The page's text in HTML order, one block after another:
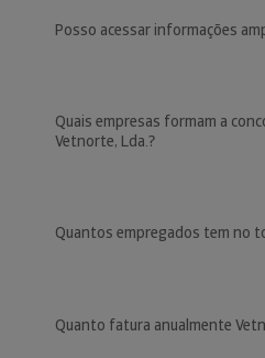
Posso acessar informações
Quais empresas formam a
Vetnorte, Lda.?
Quantos empregados tem no
Quanto fatura anualmente